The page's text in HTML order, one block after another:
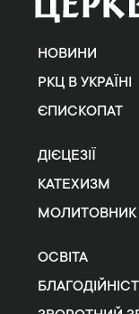
НОВИНИ
РКЦ В УКРАЇНІ
ЄПИСКОПАТ
ДІЄЦЕЗІЇ
КАТЕХИЗМ
МОЛИТОВНИК
ОСВІТА